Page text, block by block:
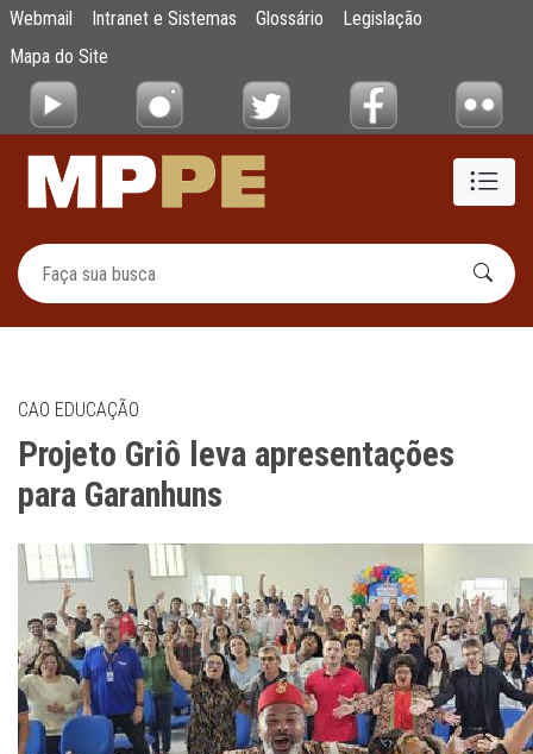
Pular para o Conteúdo principal
Projeto Griô leva apresentações para
Webmail Intranet e Sistemas Glossário
Legislação
Mapa do Site
CAO EDUCAÇÃO
Projeto Griô leva apresentações
para Garanhuns